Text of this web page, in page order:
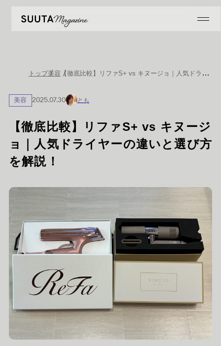
トップ美容 【徹底比較】リファS+ vs キヌージョ｜人気ドライヤーの違いと選び方を解説！
美容 2025.07.30 とも
【徹底比較】リファS+ vs キヌージ
ョ｜人気ドライヤーの違いと選び方
を解説！